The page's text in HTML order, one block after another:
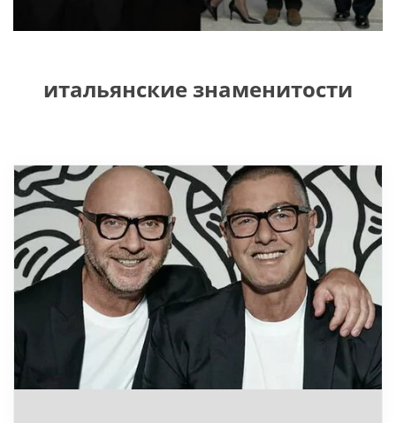
итальянские знаменитости